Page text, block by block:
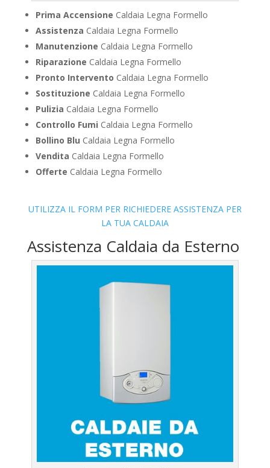
Prima Accensione Caldaia Legna Formello
Assistenza Caldaia Legna Formello
Manutenzione Caldaia Legna Formello
Riparazione Caldaia Legna Formello
Pronto Intervento Caldaia Legna Formello
Sostituzione Caldaia Legna Formello
Pulizia Caldaia Legna Formello
Controllo Fumi Caldaia Legna Formello
Bollino Blu Caldaia Legna Formello
Vendita Caldaia Legna Formello
Offerte Caldaia Legna Formello
UTILIZZA IL FORM PER RICHIEDERE ASSISTENZA PER
LA TUA CALDAIA
Assistenza Caldaia da Esterno